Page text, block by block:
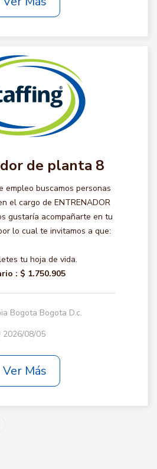
de planta 8
empleo buscamos personas
el cargo de ENTRENADOR
gustaría acompañarte en tu
lo cual te invitamos a que:
tu hoja de vida.
: $ 1.750.905
Bogota Bogota D.c.
2026/08/05
Ver Más